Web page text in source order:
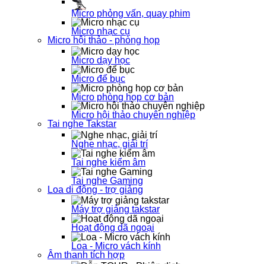
Micro phỏng vấn, quay phim
Micro nhạc cụ
Micro hội thảo - phòng họp
Micro dạy học
Micro để bục
Micro phòng họp cơ bản
Micro hội thảo chuyên nghiệp
Tai nghe Takstar
Nghe nhạc, giải trí
Tai nghe kiểm âm
Tai nghe Gaming
Loa di động - trợ giảng
Máy trợ giảng takstar
Hoạt động dã ngoại
Loa - Micro vách kính
Âm thanh tích hợp